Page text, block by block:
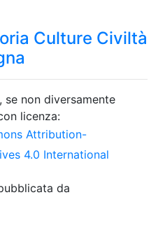
Culture Civiltà
non diversamente
licenza:
Attribution-
4.0 International
da